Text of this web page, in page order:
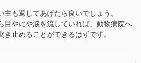
も返してあげたら良いでしょう。
目やにや涙を流していれば、動物病院へ
止めることができるはずです。